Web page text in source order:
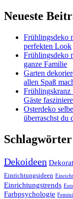
Neueste
Frühlingsdeko
perfekten Look
Frühlingsdeko
ganze Familie
Garten
allen Spaß
Frühlingskranz
Gäste
Osterdeko
überraschst du
Schlagwörter
Dekoideen
Einrichtungsideen
Einrichtungstrends
Farbpsychologie